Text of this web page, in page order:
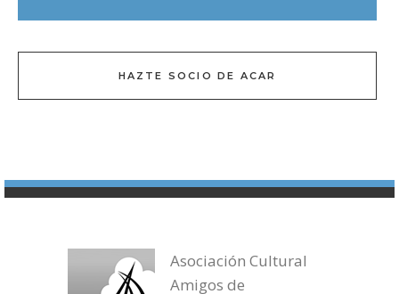
HAZTE SOCIO DE ACAR
Asociación Cultural
Amigos de